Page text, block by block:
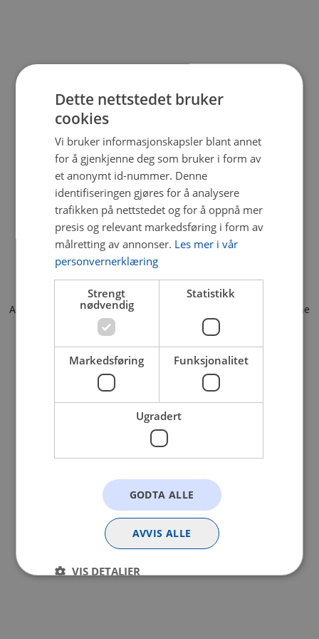
Application error: a client-side exception has occurred (see the
browser console for more information).
Dette nettstedet bruker
cookies
Vi bruker informasjonskapsler blant annet
for å gjenkjenne deg som bruker i form av
et anonymt id-nummer. Denne
identifiseringen gjøres for å analysere
trafikken på nettstedet og for å oppnå mer
presis og relevant markedsføring i form av
målretting av annonser. Les mer i vår
personvernerklæring
Strengt
nødvendig
Statistikk
Markedsføring Funksjonalitet
Ugradert
GODTA ALLE
AVVIS ALLE
VIS DETALJER